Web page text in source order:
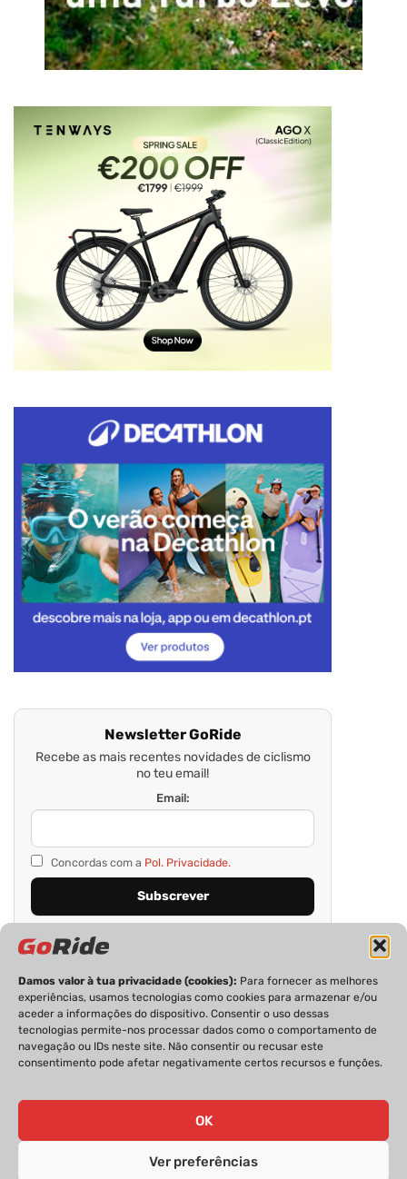
Damos valor à tua privacidade (cookies): Para fornecer as melhores
experiências, usamos tecnologias como cookies para armazenar e/ou
aceder a informações do dispositivo. Consentir o uso dessas
tecnologias permite-nos processar dados como o comportamento de
navegação ou IDs neste site. Não consentir ou recusar este
consentimento pode afetar negativamente certos recursos e funções.
OK
Ver preferências
Newsletter GoRide
Recebe as mais recentes novidades de ciclismo
no teu email!
Email:
Concordas com a Pol. Privacidade.
PRIVACIDADE FICHA TÉCNICA
ESTATUTO EDITORIAL